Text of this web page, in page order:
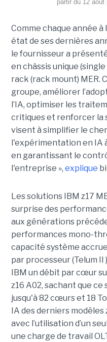
partir du 12
Comme chaque année à
état de ses dernières
le fournisseur a
en châssis unique
rack (rack mount) MER.
groupe, améliorer
l’IA, optimiser les
critiques et renforcer la
visent à simplifier le
l'expérimentation en IA
en garantissant le
l'entreprise », explique
Les solutions IBM z17
surprise des
aux générations
performances mono-
capacité système
par processeur (Telum II
IBM un débit par cœur
z16 A02, sachant que
jusqu'à 82 cœurs et 18
IA des derniers modèles
avec l’utilisation d’un
une charge de travail